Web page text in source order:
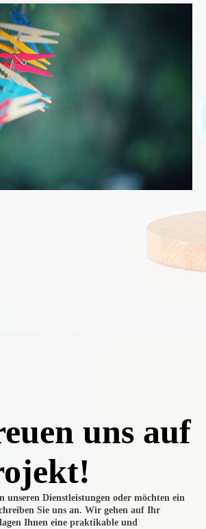
uns auf
unseren Dienstleistungen oder möchten ein
Sie uns an. Wir gehen auf Ihr
Ihnen eine praktikable und